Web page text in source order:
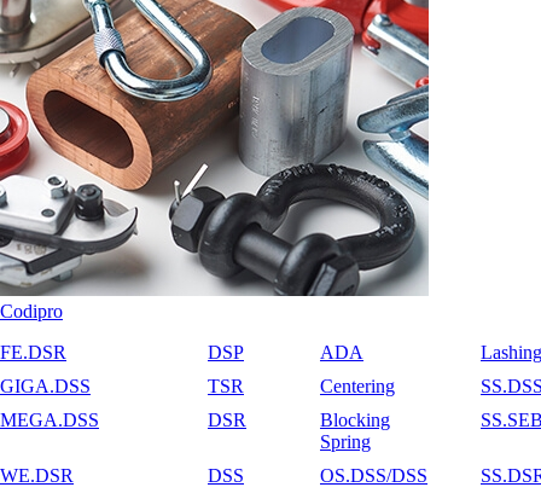
Codipro
FE.DSR
GIGA.DSS
MEGA.DSS
WE.DSR
DSP
TSR
DSR
DSS
ADA
Centering
Blocking
Spring
OS.DSS/DSS
Lashing